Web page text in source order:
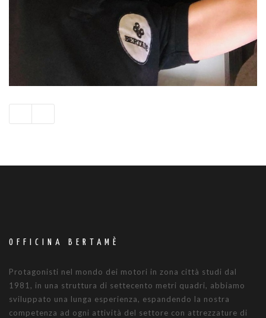
OFFICINA BERTAMÈ
Protagonisti nel mondo dei motori in zona città studi dal
1981, in una struttura di settecento metri quadri, abbiamo
sviluppato una lunga esperienza, espandendo la nostra
competenza ad ogni attività del settore con attrezzature di